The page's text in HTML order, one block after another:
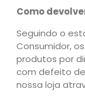
Como
Seguindo o
Consumidor,
produtos por
com defeito
nossa loja